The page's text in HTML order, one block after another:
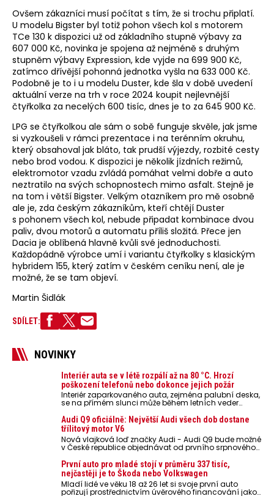
Ovšem zákazníci musí počítat s tím, že si trochu připlatí.
U modelu Bigster byl totiž pohon všech kol s motorem
TCe 130 k dispozici už od základního stupně výbavy za
607 000 Kč, novinka je spojena až nejméně s druhým
stupněm výbavy Expression, kde vyjde na 699 900 Kč,
zatímco dřívější pohonná jednotka vyšla na 633 000 Kč.
Podobně je to i u modelu Duster, kde šla v době uvedení
aktuální verze na trh v roce 2024 koupit nejlevnější
čtyřkolka za necelých 600 tisíc, dnes je to za 645 900 Kč.
LPG se čtyřkolkou ale sám o sobě funguje skvěle, jak jsme
si vyzkoušeli v rámci prezentace i na terénním okruhu,
který obsahoval jak bláto, tak prudší výjezdy, rozbité cesty
nebo brod vodou. K dispozici je několik jízdních režimů,
elektromotor vzadu zvládá pomáhat velmi dobře a auto
neztratilo na svých schopnostech mimo asfalt. Stejně je
na tom i větší Bigster. Velkým otazníkem pro mě osobně
ale je, zda českým zákazníkům, kteří chtějí Duster
s pohonem všech kol, nebude připadat kombinace dvou
paliv, dvou motorů a automatu příliš složitá. Přece jen
Dacia je oblíbená hlavně kvůli své jednoduchosti.
Každopádně výrobce umí i variantu čtyřkolky s klasickým
hybridem 155, který zatím v českém ceníku není, ale je
možné, že se tam objeví.
Martin Šidlák
SDÍLET:
NOVINKY
Interiér auta se v létě rozpálí až na 80 °C. Hrozí
poškození telefonů nebo dokonce jejich požár
Interiér zaparkovaného auta, zejména palubní deska,
se na přímém slunci může během letních veder
nebezpečí pro odložené mobilní telefony, powerbanky
nebo notebooky. Můžou urychlit stárnutí baterií,
poškodit elektroniku a ve výjimečných případech i
zvýšit riziko požáru.
Audi Q9 oficiálně: Největší Audi všech dob dostane
třílitový motor V6
Nová vlajková loď značky Audi - Audi Q9 bude možné
v České republice objednávat od prvního srpnového
První auto pro mladé stojí v průměru 337 tisíc,
nejčastěji je to Škoda nebo Volkswagen
Mladí lidé ve věku 18 až 26 let si svoje první auto
pořizují prostřednictvím úvěrového financování jako